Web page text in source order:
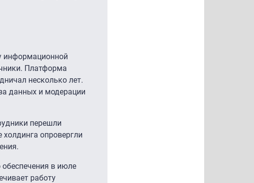
информационной
Платформа
несколько лет.
данных и модерации
перешли
опровергли
в июле
работу